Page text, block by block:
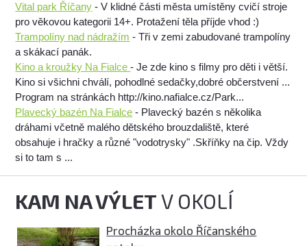
Vital park Říčany - V klidné části města umístěny cvičí stroje
pro věkovou kategorii 14+. Protažení těla příjde vhod :)
Trampolíny nad nádražím - Tři v zemi zabudované trampolíny
a skákací panák.
Kino a kroužky Na Fialce- Je zde kino s filmy pro děti i větší.
Kino si všichni chválí, pohodlné sedačky,dobré občerstvení ...
Program na stránkách http://kino.nafialce.cz/Park...
Plavecký bazén Na Fialce - Plavecký bazén s několika
dráhami včetně malého dětského brouzdaliště, které
obsahuje i hračky a různé "vodotrysky" .Skříňky na čip. Vždy
si to tam s ...
KAM NA VÝLETV OKOLÍ
Procházka okolo Říčanského